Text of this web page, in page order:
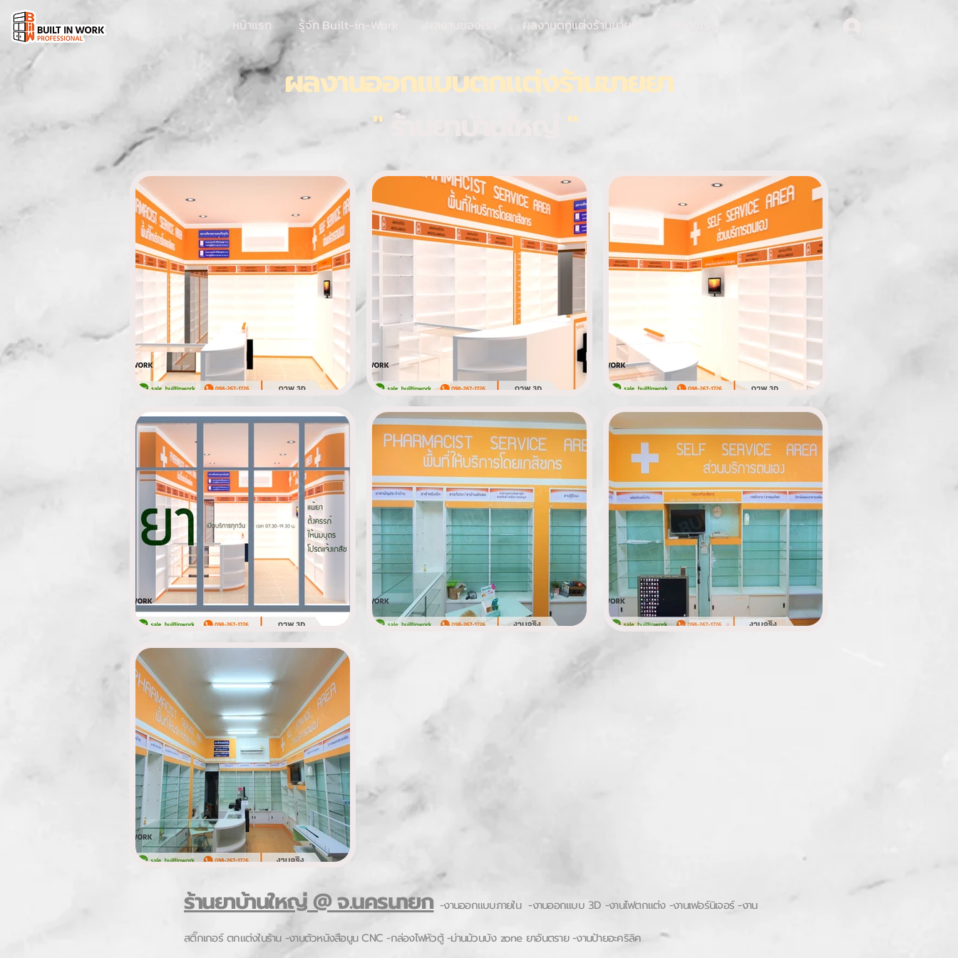
หน้าแรก รู้จัก Built-in-Work ผลงานของเรา ผลงานตกแต่งร้านขายยา
ผลงานออกแบบตกแต่งร้านขายยา
"ร้านยาบ้านใหญ่ "
ร้านยาบ้านใหญ่ @ จ.นครนายก -งานออกแบบภายใน -งานออกแบบ 3D -งานไฟตกแต่ง -งานเฟอร์นิเจอร์ -งาน
สติ๊กเกอร์ ตกแต่งในร้าน -งานตัวหนังสือนูน CNC -กล่องไฟหัวตู้ -ม่านม้วนบัง zone ยาอันตราย -งานป้ายอะคริลิค